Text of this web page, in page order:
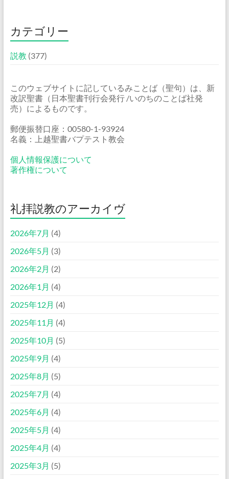
カテゴリー
説教 (377)
このウェブサイトに記しているみことば（聖句）は、新
改訳聖書（日本聖書刊行会発行 /いのちのことば社発
売）によるものです。
郵便振替口座：00580-1-93924
名義：上越聖書バプテスト教会
個人情報保護について
著作権について
礼拝説教のアーカイヴ
2026年7月 (4)
2026年5月 (3)
2026年2月 (2)
2026年1月 (4)
2025年12月 (4)
2025年11月 (4)
2025年10月 (5)
2025年9月 (4)
2025年8月 (5)
2025年7月 (4)
2025年6月 (4)
2025年5月 (4)
2025年4月 (4)
2025年3月 (5)